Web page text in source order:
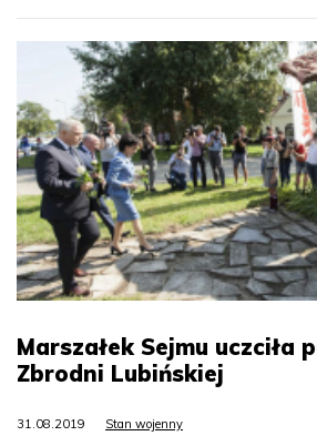
Marszałek Sejmu uczciła
Zbrodni Lubińskiej
31.08.2019 Stan wojenny